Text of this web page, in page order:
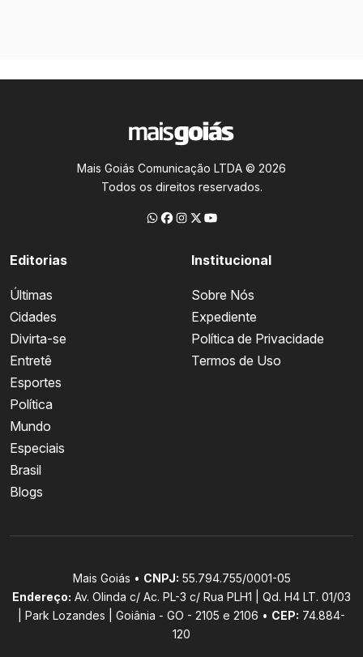
Mais Goiás Comunicação LTDA © 2026
Todos os direitos reservados.
Editorias
Últimas
Cidades
Divirta-se
Entretê
Esportes
Política
Mundo
Especiais
Brasil
Blogs
Institucional
Sobre Nós
Expediente
Política de Privacidade
Termos de Uso
Mais Goiás • CNPJ: 55.794.755/0001-05
Endereço: Av. Olinda c/ Ac. PL-3 c/ Rua PLH1 | Qd. H4 LT. 01/03
| Park Lozandes | Goiânia - GO - 2105 e 2106 • CEP: 74.884-
120